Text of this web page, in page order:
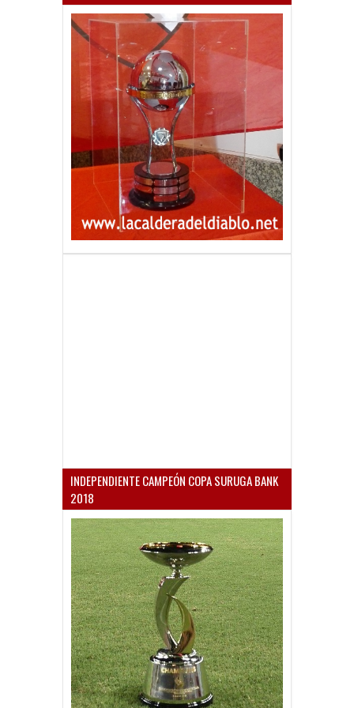
INDEPENDIENTE CAMPEÓN COPA SURUGA BANK
2018